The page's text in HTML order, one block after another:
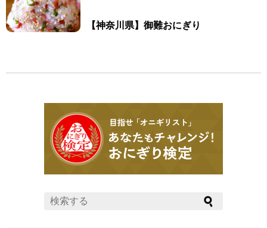
【神奈川県】御難おにぎり